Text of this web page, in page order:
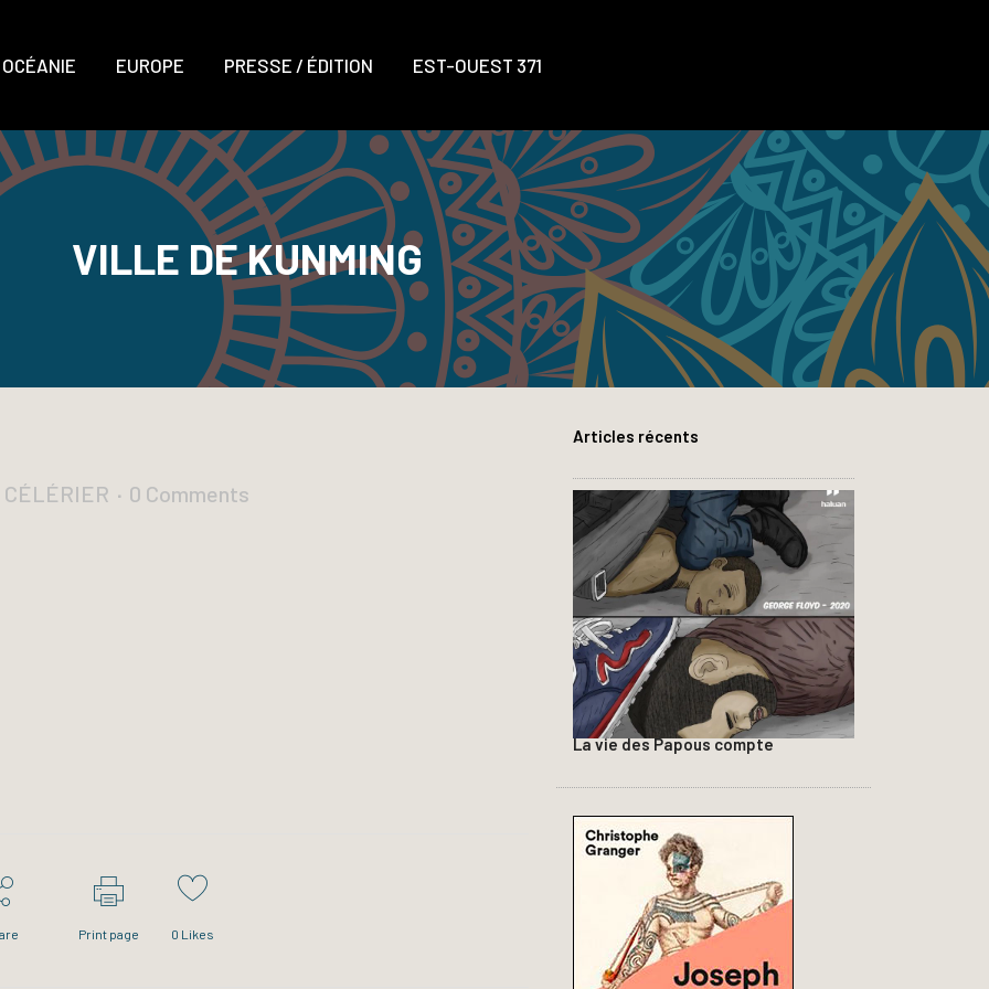
OCÉANIE EUROPE PRESSE / ÉDITION EST-OUEST 371
VILLE DE KUNMING
0 Comments
Print page 0 Likes
Articles récents
La vie des Papous compte